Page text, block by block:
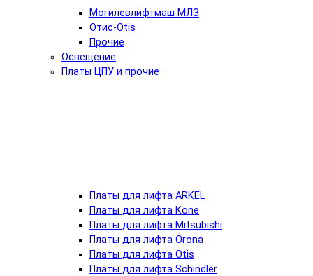
Могилевлифтмаш МЛЗ
Отис-Otis
Прочие
Освещение
Платы ЦПУ и прочие
Платы для лифта ARKEL
Платы для лифта Kone
Платы для лифта Mitsubishi
Платы для лифта Orona
Платы для лифта Otis
Платы для лифта Schindler